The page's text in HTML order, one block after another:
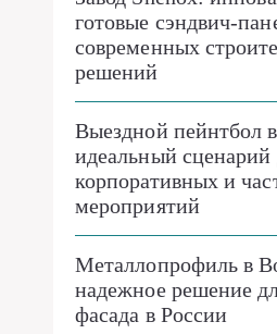
готовые сэндвич-
современных
решений
Выездной пейнтбол
идеальный сценарий
корпоративных и
мероприятий
Металлопрофиль в
надежное решение
фасада в России